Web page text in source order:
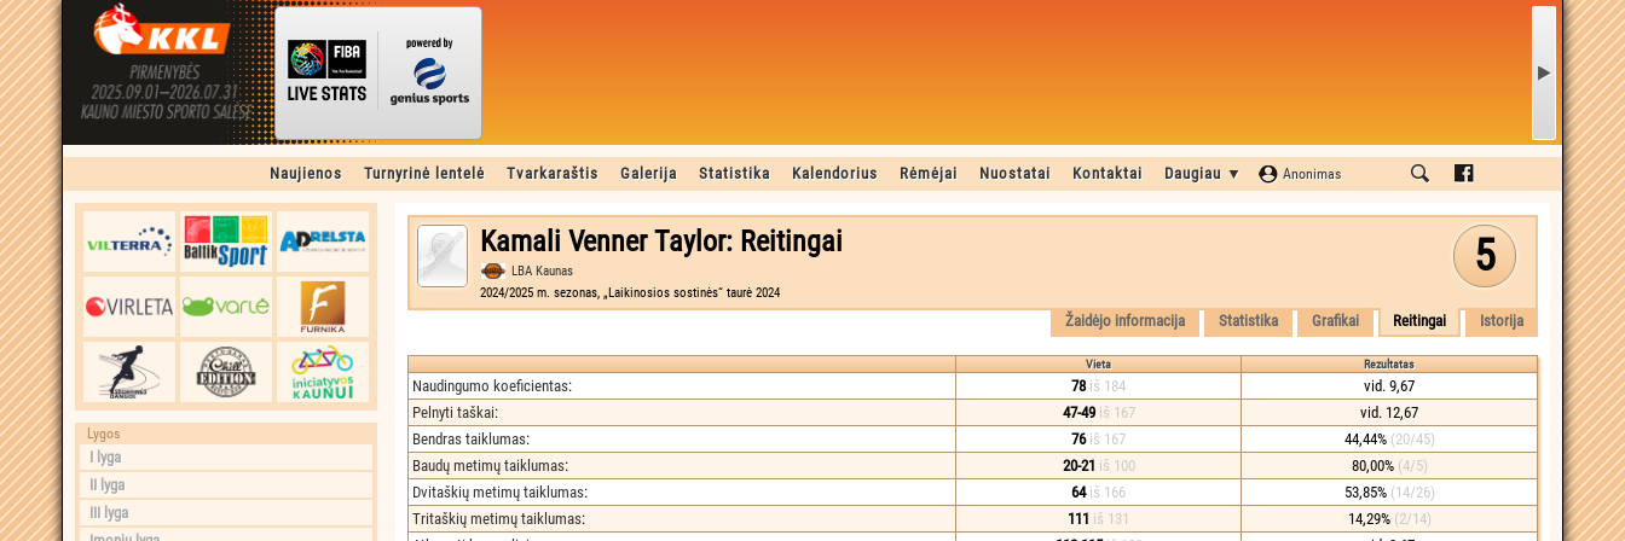
Naujienos Turnyrinė lentelė Tvarkaraštis Galerija Statistika Kalendorius Rėmėjai Nuostatai Kontaktai Daugiau ▼ Anonimas
Lygos
I lyga
II lyga
III lyga
5
Kamali Venner Taylor: Reitingai
LBA Kaunas
2024/2025 m. sezonas, „Laikinosios sostinės“ taurė 2024
Žaidėjo informacija Statistika Grafikai Reitingai Istorija
Vieta Rezultatas
Naudingumo koeficientas: 78 iš 184
vid. 9,67
Pelnyti taškai: 47-49 iš 167
vid. 12,67
Bendras taiklumas: 76 iš 167 44,44% (20/45)
Baudų metimų taiklumas: 20-21 iš 100 80,00% (4/5)
Dvitaškių metimų taiklumas: 64 iš 166 53,85% (14/26)
Tritaškių metimų taiklumas: 111 iš 131 14,29% (2/14)